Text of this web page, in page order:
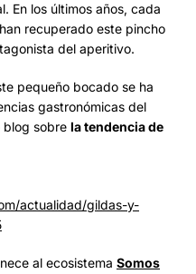
En los últimos años, cada
recuperado este pincho
del aperitivo.
pequeño bocado se ha
gastronómicas del
blog sobre la tendencia de
actualidad/gildas-y-
al ecosistema Somos